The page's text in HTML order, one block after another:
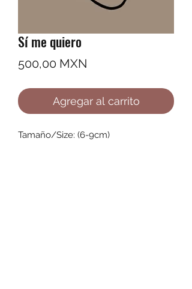
Sí me quiero
500,00 MXN
Agregar al carrito
Tamaño/Size: (6-9cm)